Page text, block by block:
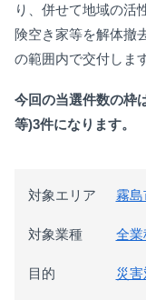
り、併せて地域の活
険空き家等を解体撤
の範囲内で交付しま
今回の当選件数の枠
等)3件になります。
対象エリア 霧島
対象業種 全業
目的 災